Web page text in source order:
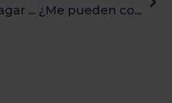
No puedo pagar mis tarjetas de crédito: qué hacer y cómo solucionarlo este verano ¿Me pueden cobrar una deuda en otro país? Conoce tus derechos y obligacione